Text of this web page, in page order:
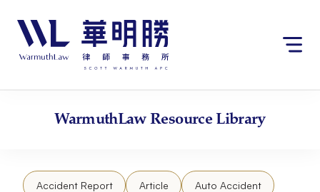
站
content
WarmuthLawResource Library
Accident Report Article Auto Accident